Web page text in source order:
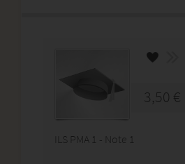
3,50 €
ILS PMA 1 - Note 1